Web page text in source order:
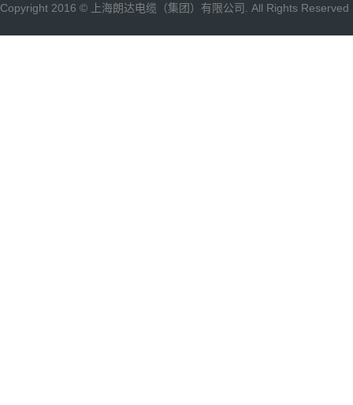
Copyright 2016 © 上海朗达电缆（集团）有限公司. All Rights